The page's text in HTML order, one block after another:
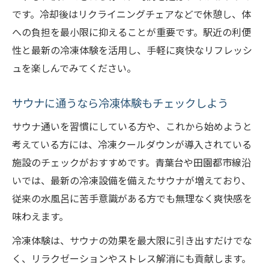
です。冷却後はリクライニングチェアなどで休憩し、体
への負担を最小限に抑えることが重要です。駅近の利便
性と最新の冷凍体験を活用し、手軽に爽快なリフレッシ
ュを楽しんでみてください。
サウナに通うなら冷凍体験もチェックしよう
サウナ通いを習慣にしている方や、これから始めようと
考えている方には、冷凍クールダウンが導入されている
施設のチェックがおすすめです。青葉台や田園都市線沿
いでは、最新の冷凍設備を備えたサウナが増えており、
従来の水風呂に苦手意識がある方でも無理なく爽快感を
味わえます。
冷凍体験は、サウナの効果を最大限に引き出すだけでな
く、リラクゼーションやストレス解消にも貢献します。